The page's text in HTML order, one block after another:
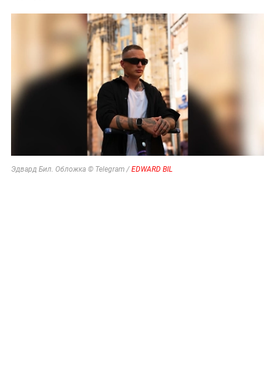
Эдвард Бил. Обложка © Telegram / EDWARD BIL